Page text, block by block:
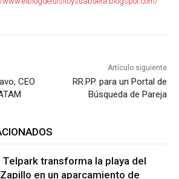
CEO
Artículo siguiente
RR.PP. para un Portal de
Búsqueda de Pareja
Telpark transforma la playa del
Zapillo en un aparcamiento de